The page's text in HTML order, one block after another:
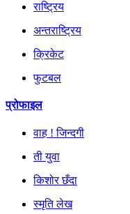
राष्ट्रिय
अन्तराष्ट्रिय
क्रिकेट
फुटबल
प्रोफाइल
वाह ! जिन्दगी
ती युवा
किशोर छँदा
स्मृति लेख